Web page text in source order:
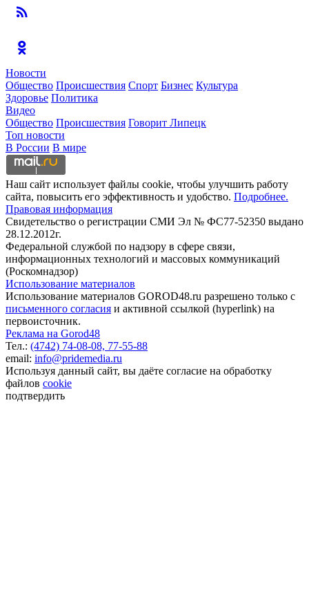
Новости
Общество Происшествия Спорт Бизнес Культура
Здоровье Политика
Видео
Общество Происшествия Говорит Липецк
Топ новости
В России В мире
Наш сайт использует файлы cookie, чтобы улучшить работу
сайта, повысить его эффективность и удобство. Подробнее.
Правовая информация
Свидетельство о регистрации СМИ Эл № ФС77-52350 выдано
28.12.2012г.
Федеральной службой по надзору в сфере связи,
информационных технологий и массовых коммуникаций
(Роскомнадзор)
Использование материалов
Использование материалов GOROD48.ru разрешено только с
письменного согласия и активной ссылкой (hyperlink) на
первоисточник.
Реклама на Gorod48
Тел.: (4742) 74-08-08, 77-55-88
email: info@pridemedia.ru
Используя данный сайт, вы даёте согласие на обработку
файлов cookie
подтвердить